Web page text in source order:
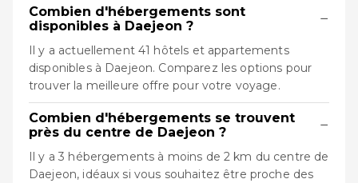
Combien d'hébergements sont
disponibles à Daejeon ?
−
Il y a actuellement 41 hôtels et appartements
disponibles à Daejeon. Comparez les options pour
trouver la meilleure offre pour votre voyage.
Combien d'hébergements se trouvent
près du centre de Daejeon ?
−
Il y a 3 hébergements à moins de 2 km du centre de
Daejeon, idéaux si vous souhaitez être proche des